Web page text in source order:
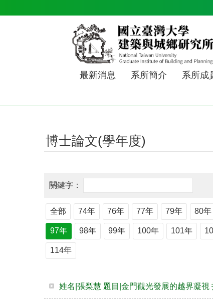
最新消息 系所簡介 系所成
博士論文(學年度)
全部 74年 76年 77年 79年 80年
97年 98年 99年 100年 101年
114年
姓名|張梨慧 題目|金門觀光發展的越界凝視